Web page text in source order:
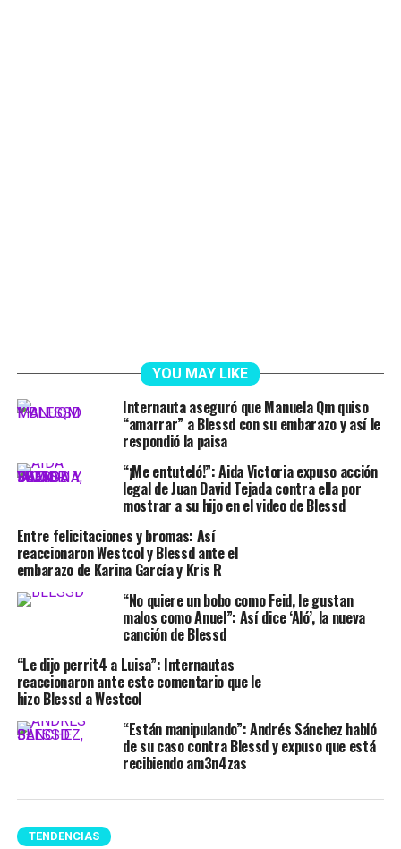
YOU MAY LIKE
Internauta aseguró que Manuela Qm quiso
“amarrar” a Blessd con su embarazo y así le
respondió la paisa
“¡Me entuteló!”: Aida Victoria expuso acción
legal de Juan David Tejada contra ella por
mostrar a su hijo en el video de Blessd
Entre felicitaciones y bromas: Así
reaccionaron Westcol y Blessd ante el
embarazo de Karina García y Kris R
“No quiere un bobo como Feid, le gustan
malos como Anuel”: Así dice ‘Aló’, la nueva
canción de Blessd
“Le dijo perrit4 a Luisa”: Internautas
reaccionaron ante este comentario que le
hizo Blessd a Westcol
“Están manipulando”: Andrés Sánchez habló
de su caso contra Blessd y expuso que está
recibiendo am3n4zas
TENDENCIAS